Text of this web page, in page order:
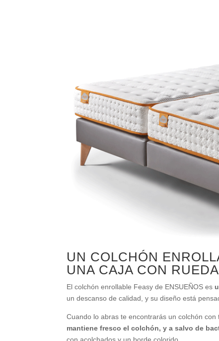
UN COLCHÓN
UNA CAJA CON
El colchón enrollable Feasy de ENSUEÑOS es
un descanso de calidad, y su diseño está
Cuando lo abras te encontrarás un colchón
mantiene fresco el colchón, y a salvo de